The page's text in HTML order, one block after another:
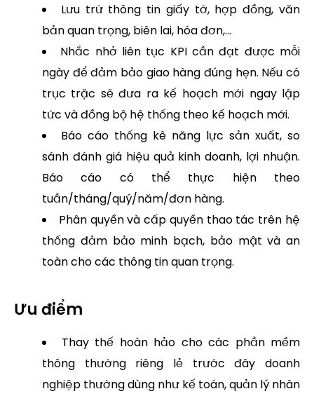
Lưu trữ thông tin giấy tờ, hợp đồng, văn
bản quan trọng, biên lai, hóa đơn,…
Nhắc nhở liên tục KPI cần đạt được mỗi
ngày để đảm bảo giao hàng đúng hẹn. Nếu có
trục trặc sẽ đưa ra kế hoạch mới ngay lập
tức và đồng bộ hệ thống theo kế hoạch mới.
Báo cáo thống kê năng lực sản xuất, so
sánh đánh giá hiệu quả kinh doanh, lợi nhuận.
Báo cáo có thể thực hiện theo
tuần/tháng/quý/năm/đơn hàng.
Phân quyền và cấp quyền thao tác trên hệ
thống đảm bảo minh bạch, bảo mật và an
toàn cho các thông tin quan trọng.
Ưu điểm
Thay thế hoàn hảo cho các phần mềm
thông thường riêng lẻ trước đây doanh
nghiệp thường dùng như kế toán, quản lý nhân